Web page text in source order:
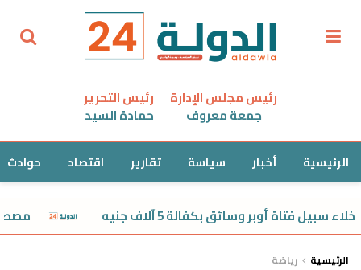
رئيس مجلس الإدارة
جمعة معروف
رئيس التحرير
حمادة السيد
الرئيسية أخبار سياسة تقارير اقتصاد حوادث
أوبر وسائق بكفالة 5 آلاف جنيه مصطفى
الرئيسية رياضة